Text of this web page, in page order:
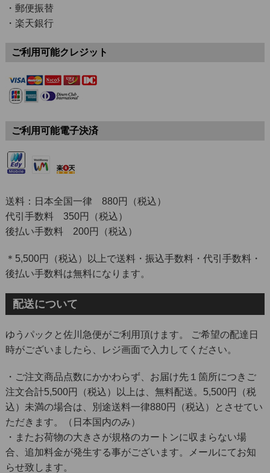
・郵便振替
・楽天銀行
ご利用可能クレジット
ご利用可能電子決済
送料：日本全国一律 880円（税込）
代引手数料 350円（税込）
後払い手数料 200円（税込）
＊5,500円（税込）以上で送料・振込手数料・代引手数料・
後払い手数料は無料になります。
配送について
ゆうパックと佐川急便がご利用頂けます。 ご希望の配達日
時がございましたら、レジ画面で入力してください。
・ご注文商品点数にかかわらず、お届け先１箇所につきご
注文合計5,500円（税込）以上は、無料配送。5,500円（税
込）未満の場合は、別途送料一律880円（税込）とさせてい
ただきます。（日本国内のみ）
・またお荷物の大きさが規格のカートンに収まらない場
合、追加料金が発生する事がございます。メールにてお知
らせ致します。